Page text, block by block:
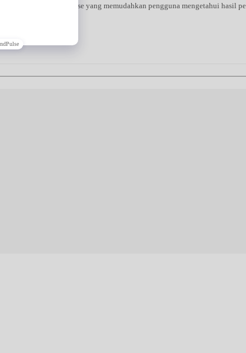
Teknologi Intellisense yang memudahkan pengguna mengetahui hasil